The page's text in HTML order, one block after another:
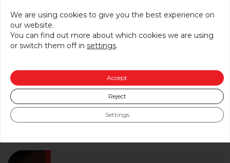
2013”, właściciel i prezes zarządu
Centrum Medycznego Sir Med
działającego w sektorze usług
finansowanej ze środków publicznych w
zakresie specjalistki, fizjoterapii
ambulatoryjnej i COL.
We are using cookies to give you the best experience on
our website.
You can find out more about which cookies we are using
or switch them off in settings.
Accept
Reject
Settings